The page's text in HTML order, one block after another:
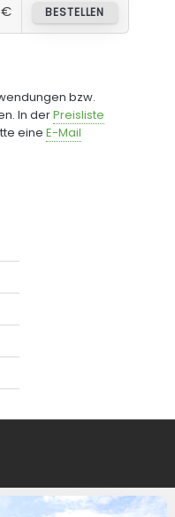
€ BESTELLEN
bzw.
In derPreisliste
eine E-Mail